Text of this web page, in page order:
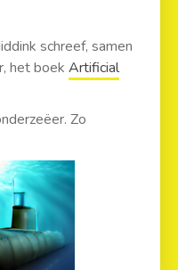
schreef, samen
het boek Artificial
Zo